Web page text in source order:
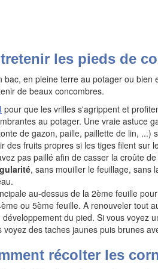
les pieds de
bac, en pleine terre au potager ou
de beaux concombres.
pour que les vrilles s'agrippent et
au potager. Une vraie astuce
de gazon, paille, paillette de lin, ...)
des fruits propres si les tiges filent sur
pas paillé afin de casser la croûte
, sans mouiller le feuillage, sans
au-dessus de la 2ème feuille
ou 5ème feuille. A renouveler tout
développement du pied. Si vous voyez
voyez des taches jaunes puis brunes
récolter les